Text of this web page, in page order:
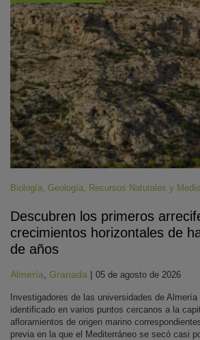
Biología Geología Recursos Naturales y
Descubren los primeros
crecimientos horizontales de
de años
Almería Granada | 05 de agosto de 2026
Investigadores de las universidades de
identificado en varios puntos cercanos a la
afloramientos de origen marino
previa en la que el Mediterráneo se secó casi